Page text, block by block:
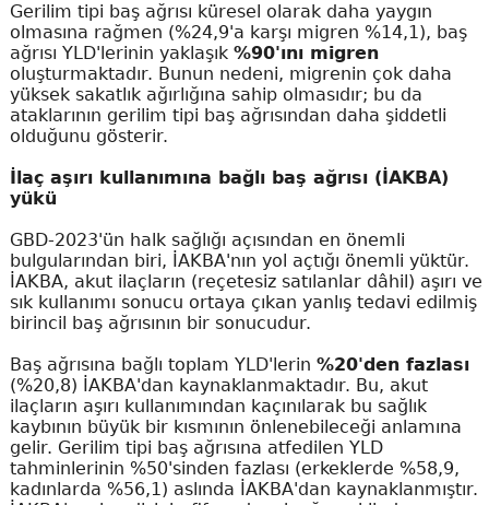
Gerilim tipi baş ağrısı küresel olarak daha yaygın
olmasına rağmen (%24,9'a karşı migren %14,1), baş
ağrısı YLD'lerinin yaklaşık %90'ını migren
oluşturmaktadır. Bunun nedeni, migrenin çok daha
yüksek sakatlık ağırlığına sahip olmasıdır; bu da
ataklarının gerilim tipi baş ağrısından daha şiddetli
olduğunu gösterir.
İlaç aşırı kullanımına bağlı baş ağrısı (İAKBA)
yükü
GBD-2023'ün halk sağlığı açısından en önemli
bulgularından biri, İAKBA'nın yol açtığı önemli yüktür.
İAKBA, akut ilaçların (reçetesiz satılanlar dâhil) aşırı ve
sık kullanımı sonucu ortaya çıkan yanlış tedavi edilmiş
birincil baş ağrısının bir sonucudur.
Baş ağrısına bağlı toplam YLD'lerin %20'den fazlası
(%20,8) İAKBA'dan kaynaklanmaktadır. Bu, akut
ilaçların aşırı kullanımından kaçınılarak bu sağlık
kaybının büyük bir kısmının önlenebileceği anlamına
gelir. Gerilim tipi baş ağrısına atfedilen YLD
tahminlerinin %50'sinden fazlası (erkeklerde %58,9,
kadınlarda %56,1) aslında İAKBA'dan kaynaklanmıştır.